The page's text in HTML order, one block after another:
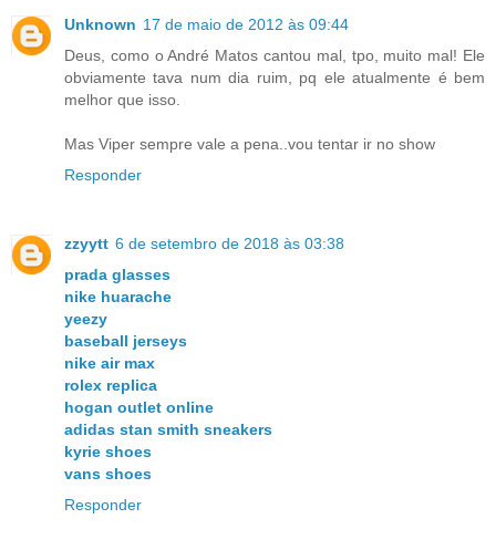
Unknown 17 de maio de 2012 às 09:44
Deus, como o André Matos cantou mal, tpo, muito mal! Ele
obviamente tava num dia ruim, pq ele atualmente é bem
melhor que isso.
Mas Viper sempre vale a pena..vou tentar ir no show
Responder
zzyytt 6 de setembro de 2018 às 03:38
prada glasses
nike huarache
yeezy
baseball jerseys
nike air max
rolex replica
hogan outlet online
adidas stan smith sneakers
kyrie shoes
vans shoes
Responder